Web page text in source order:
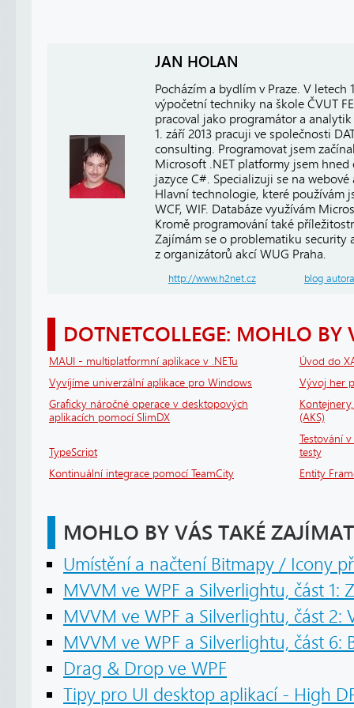
JAN HOLAN
Pocházím a bydlím v Praze. V letech
výpočetní techniky na škole ČVUT
pracoval jako programátor a
1. září 2013 pracuji ve společnosti
consulting. Programovat jsem
Microsoft .NET platformy jsem
jazyce C#. Specializuji se na
Hlavní technologie, které používám
WCF, WIF. Databáze využívám
Kromě programování také
Zajímám se o problematiku security
z organizátorů akcí WUG Praha.
http://www.h2net.cz blog autora
DOTNETCOLLEGE: MOHLO BY
MAUI - multiplatformní aplikace v .NETu
Úvod do
Vyvíjíme univerzální aplikace pro Windows
Vývoj her
Graficky náročné operace v desktopových
aplikacích pomocí SlimDX
(AKS)
TypeScript
Testování
testy
Kontinuální integrace pomocí TeamCity
Entity
MOHLO BY VÁS TAKÉ ZAJÍMAT
Umístění a načtení Bitmapy / Icony
MVVM ve WPF a Silverlightu, část 1:
MVVM ve WPF a Silverlightu, část
MVVM ve WPF a Silverlightu, část 6:
Drag & Drop ve WPF
Tipy pro UI desktop aplikací - High